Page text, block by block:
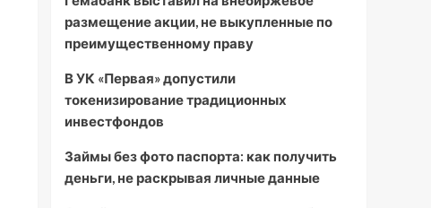
размещение акции, не выкупленные по
преимущественному праву
В УК «Первая» допустили
токенизирование традиционных
инвестфондов
Займы без фото паспорта: как получить
деньги, не раскрывая личные данные